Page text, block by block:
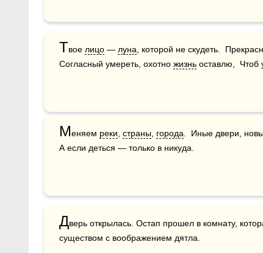
Твое лицо — луна , которой не скудеть.
Согласный умереть, охотно жизнь оставлю,  Чтоб
Меняем реки страны города .  Иные двери,
А если деться — только в никуда.
Дверь открылась. Остап прошел в комнату,
существом с воображением дятла.